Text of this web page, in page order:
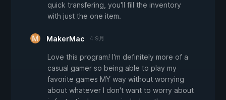
quick transfering, you'll fill the inventory
with just the one item.
MakerMac 4 9月
Love this program! I'm definitely more of a
casual gamer so being able to play my
favorite games MY way without worrying
about whatever I don't want to worry about